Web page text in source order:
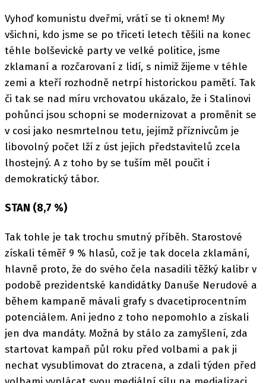
Vyhoď komunistu dveřmi, vrátí se ti oknem! My
všichni, kdo jsme se po třiceti letech těšili na konec
téhle bolševické party ve velké politice, jsme
zklamaní a rozčarovaní z lidí, s nimiž žijeme v téhle
zemi a kteří rozhodně netrpí historickou pamětí. Tak
či tak se nad míru vrchovatou ukázalo, že i Stalinovi
pohůnci jsou schopni se modernizovat a proměnit se
v cosi jako nesmrtelnou tetu, jejímž příznivcům je
libovolný počet lží z úst jejich představitelů zcela
lhostejný. A z toho by se tuším měl poučit i
demokratický tábor.
STAN (8,7 %)
Tak tohle je tak trochu smutný příběh. Starostové
získali téměř 9 % hlasů, což je tak docela zklamání,
hlavně proto, že do svého čela nasadili těžký kalibr v
podobě prezidentské kandidátky Danuše Nerudové a
během kampaně mávali grafy s dvacetiprocentním
potenciálem. Ani jedno z toho nepomohlo a získali
jen dva mandáty. Možná by stálo za zamyšlení, zda
startovat kampaň půl roku před volbami a pak ji
nechat vysublimovat do ztracena, a zdali týden před